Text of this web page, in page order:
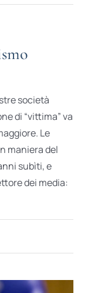
società
di “vittima” va
Le
maniera del
subìti, e
dei media: